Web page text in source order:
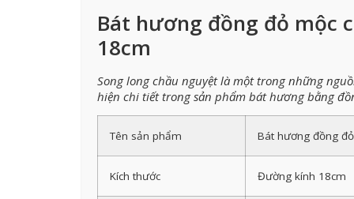
Bát hương đồng đỏ mộc
18cm
Song long chầu nguyệt là một trong những
hiện chi tiết trong sản phẩm bát hương bằng
Tên sản phẩm Bát hương đồng
Kích thước Đường kính 18cm